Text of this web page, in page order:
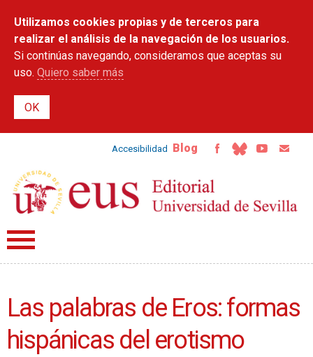
contenido
principal
Utilizamos cookies propias y de terceros para
realizar el análisis de la navegación de los usuarios.
Si continúas navegando, consideramos que aceptas su
uso. Quiero saber más
Accesibilidad Blog
Las palabras de Eros: formas
hispánicas del erotismo